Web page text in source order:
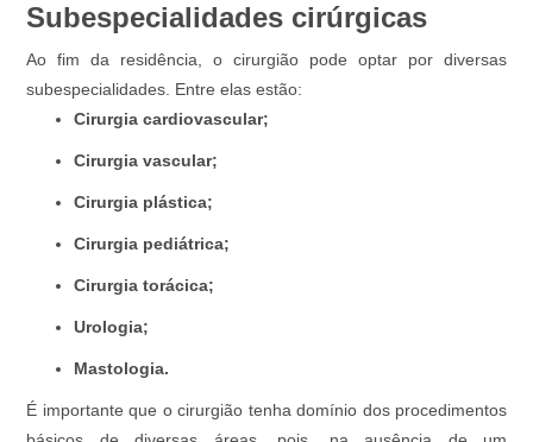
Subespecialidades cirúrgicas
Ao fim da residência, o cirurgião pode optar por diversas
subespecialidades. Entre elas estão:
Cirurgia cardiovascular;
Cirurgia vascular;
Cirurgia plástica;
Cirurgia pediátrica;
Cirurgia torácica;
Urologia;
Mastologia.
É importante que o cirurgião tenha domínio dos procedimentos